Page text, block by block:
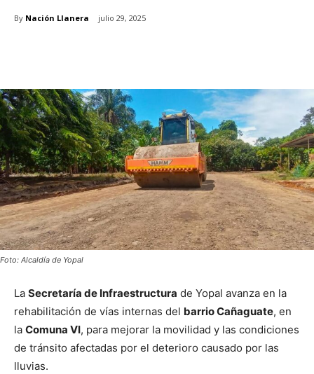
By Nación Llanera julio 29, 2025
Foto: Alcaldía de Yopal
La Secretaría de Infraestructura de Yopal avanza en la
rehabilitación de vías internas del barrio Cañaguate, en
la Comuna VI, para mejorar la movilidad y las condiciones
de tránsito afectadas por el deterioro causado por las
lluvias.